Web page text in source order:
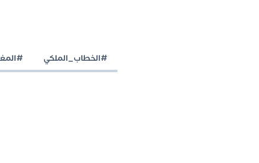
#الخطاب_الملكي